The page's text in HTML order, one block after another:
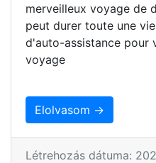
merveilleux voyage de
peut durer toute une
d'auto-assistance pour
voyage
Elolvasom →
Létrehozás dátuma: